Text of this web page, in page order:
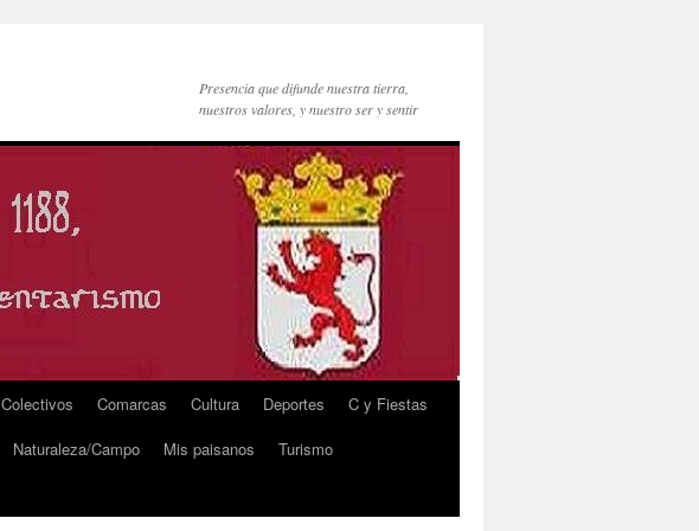
Presencia que difunde nuestra tierra,
nuestros valores, y nuestro ser y sentir
Colectivos Comarcas Cultura Deportes
C y Fiestas
Naturaleza/Campo Mis paisanos
Turismo